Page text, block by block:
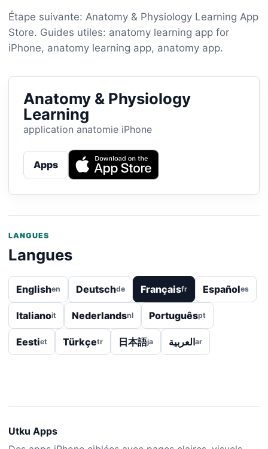
Étape suivante: Anatomy & Physiology Learning App
Store. Guides utiles: anatomy learning app for
iPhone, anatomy learning app, anatomy app.
Anatomy & Physiology
Learning
application anatomie iPhone
Apps
LANGUES
Langues
Englishen Deutschde Françaisfr Españoles
Italianoit Nederlandsnl Portuguêspt
Eestiet Türkçetr 日本語ja العربيةar
Utku Apps